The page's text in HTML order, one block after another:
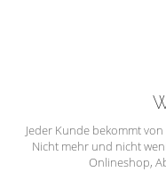
Jeder Kunde bekommt
Nicht mehr und nicht
Onlineshop,